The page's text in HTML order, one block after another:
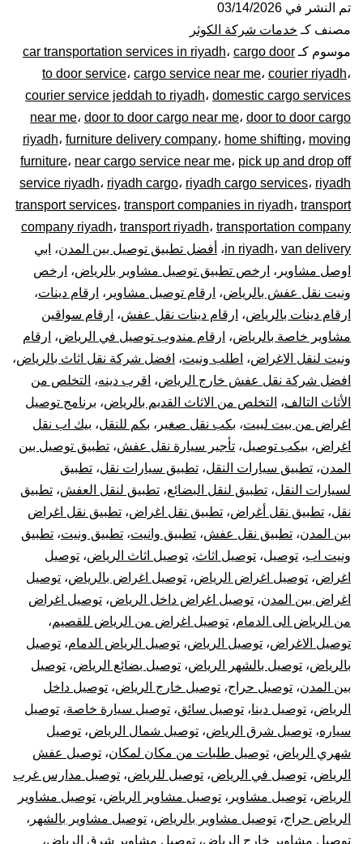
بالرياض|
–
توصيل
نقل
البضائع
الأغراض
داخل
و
خارج
الرياض
تم النشر في 03/14/2026
مصنف كـ خدمات شركة الكوثر
موسوم كـ
car transportation services in riyadh، cargo door
to door service، cargo service near me، courier riyadh،
courier service jeddah to riyadh، domestic cargo services
near me، door to door cargo near me، door to door cargo
riyadh، furniture delivery company، home shifting، moving
furniture، near cargo service near me، pick up and drop off
service riyadh، riyadh cargo، riyadh cargo services، riyadh
transport services، transport companies in riyadh، transport
company riyadh، transport riyadh، transportation company
in riyadh، van delivery ، أفضل تطبيق توصيل بين المدن، ابي
اوصل مشاوير ، ارخص تطبيق توصيل مشاوير بالرياض، ارخص
ونيت نقل عفش بالرياض، ارقام توصيل مشاوير ، ارقام دينات،
ارقام دينات بالرياض، ارقام دينات نقل عفش، ارقام سواقين
مشاوير خاصة بالرياض، ارقام مندوب توصيل في الرياض، ارقام
ونيت لنقل الاغراض، اطلب ونيت، افضل شركة نقل اثاث بالرياض،
افضل شركة نقل عفش خارج الرياض، اقرب دينه، التخلص من
الأثاث التالف، التخلص من الاثاث القديم بالرياض، برنامج توصيل
اغراض من بيت لبيت، بكب نقل صغير ، بكم للنقل، بيك اب نقل
اغراض، بيكب توصيل، تأجير سيارة نقل عفش، تطبيق توصيل بين
المدن، تطبيق سيارات النقل، تطبيق سيارات نقل، تطبيق
لسيارات النقل، تطبيق لنقل البضائع، تطبيق لنقل العفش، تطبيق
نقل، تطبيق نقل أغراض، تطبيق نقل اغراض، تطبيق نقل اغراض
بين المدن، تطبيق نقل عفش، تطبيق وانيت، تطبيق ونيت، تطبيق
ونيت اب، توصيل، توصيل اثاث، توصيل اثاث الرياض، توصيل
اغراض، توصيل اغراض الرياض، توصيل اغراض بالرياض، توصيل
اغراض بين المدن، توصيل اغراض داخل الرياض، توصيل اغراض
من الرياض الى الدمام، توصيل اغراض من الرياض للقصيم،
توصيل الاغراض، توصيل الرياض، توصيل الرياض الدمام، توصيل
بالرياض، توصيل بالشهر الرياض، توصيل بضائع الرياض، توصيل
بين المدن، توصيل حراج، توصيل خارج الرياض، توصيل داخل
الرياض، توصيل دينا، توصيل سائق، توصيل سيارة خاصة، توصيل
سياره، توصيل شرق الرياض، توصيل شمال الرياض، توصيل
شهري الرياض، توصيل طلبات من مكان لمكان، توصيل عفش
الرياض، توصيل في الرياض، توصيل للرياض، توصيل مدارس غرب
الرياض، توصيل مشاوير ، توصيل مشاوير الرياض، توصيل مشاوير
الرياض حراج، توصيل مشاوير بالرياض، توصيل مشاوير بالشهر ،
توصيل مشاوير خارج الرياض، توصيل مشاوير شرق الرياض،